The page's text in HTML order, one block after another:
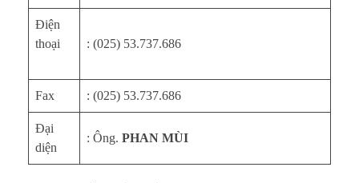
Điện
thoại
: (025) 53.737.686
Fax : (025) 53.737.686
Đại
diện
: Ông. PHAN MÙI